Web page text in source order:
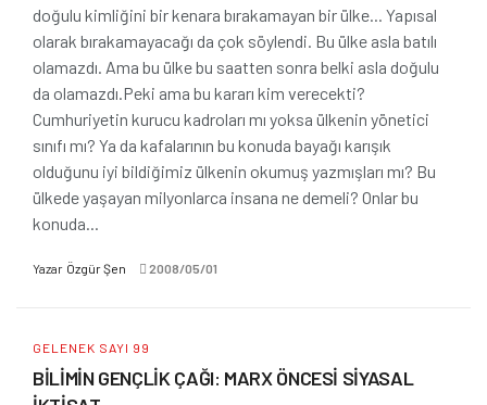
doğulu kimliğini bir kenara bırakamayan bir ülke... Yapısal
olarak bırakamayacağı da çok söylendi. Bu ülke asla batılı
olamazdı. Ama bu ülke bu saatten sonra belki asla doğulu
da olamazdı.Peki ama bu kararı kim verecekti?
Cumhuriyetin kurucu kadroları mı yoksa ülkenin yönetici
sınıfı mı? Ya da kafalarının bu konuda bayağı karışık
olduğunu iyi bildiğimiz ülkenin okumuş yazmışları mı? Bu
ülkede yaşayan milyonlarca insana ne demeli? Onlar bu
konuda...
Yazar Özgür Şen 2008/05/01
GELENEK SAYI 99
BİLİMİN GENÇLİK ÇAĞI: MARX ÖNCESİ SİYASAL